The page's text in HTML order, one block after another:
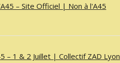
– Site Officiel | Non à l'A45
– 1 & 2 Juillet | Collectif ZAD Lyon